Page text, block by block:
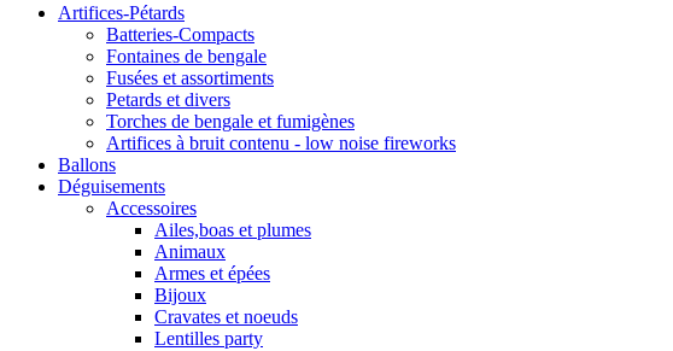
Artifices-Pétards
Batteries-Compacts
Fontaines de bengale
Fusées et assortiments
Petards et divers
Torches de bengale et fumigènes
Artifices à bruit contenu - low noise fireworks
Ballons
Déguisements
Accessoires
Ailes,boas et plumes
Animaux
Armes et épées
Bijoux
Cravates et noeuds
Lentilles party